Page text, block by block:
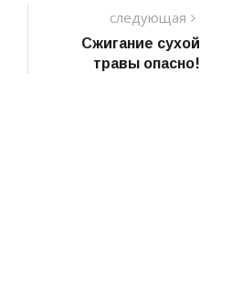
следующая
Сжигание сухой
травы опасно!